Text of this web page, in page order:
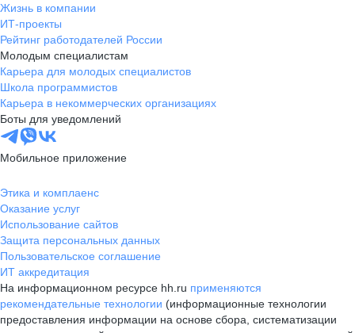
Жизнь в компании
ИТ-проекты
Рейтинг работодателей России
Молодым специалистам
Карьера для молодых специалистов
Школа программистов
Карьера в некоммерческих организациях
Боты для уведомлений
Мобильное приложение
Этика и комплаенс
Оказание услуг
Использование сайтов
Защита персональных данных
Пользовательское соглашение
ИТ аккредитация
На информационном ресурсе hh.ru применяются
рекомендательные технологии (информационные технологии
предоставления информации на основе сбора, систематизации